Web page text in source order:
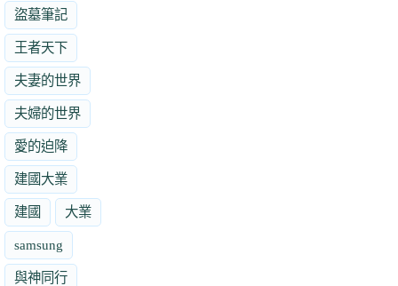
盜墓筆記
王者天下
夫妻的世界
夫婦的世界
愛的迫降
建國大業
建國 大業
samsung
與神同行